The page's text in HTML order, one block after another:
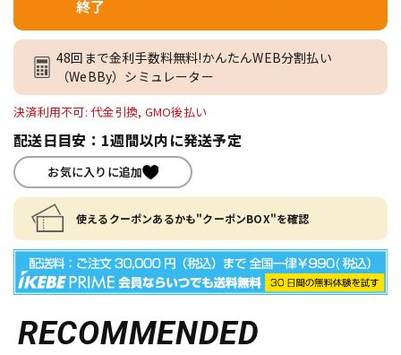
終了
48回まで金利手数料無料!かんたんWEB分割払い
（WeBBy）シミュレーター
決済利用不可: 代金引換, GMO後払い
配送日目安：1週間以内に発送予定
お気に入りに追加
使えるクーポンあるかも"クーポンBOX"を確認
RECOMMENDED